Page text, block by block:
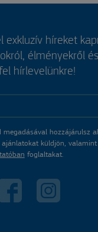
exkluzív híreket
élményekről
hírlevelünkre!
megadásával hozzájárulsz
ajánlatokat küldjön,
foglaltakat.